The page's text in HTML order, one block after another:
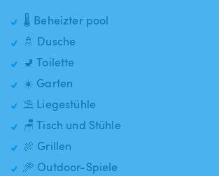
🌡️ Beheizter pool
🚿 Dusche
🚽 Toilette
☀️ Garten
⛱️ Liegestühle
🪑 Tisch und Stühle
🍖 Grillen
🥏 Outdoor-Spiele